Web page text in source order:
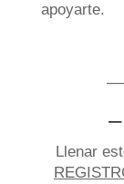
apoyarte.
Llenar